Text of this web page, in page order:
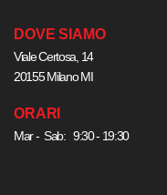
DOVE SIAMO
Viale Certosa, 14
20155 Milano MI
ORARI
Mar - Sab: 9:30 - 19:30